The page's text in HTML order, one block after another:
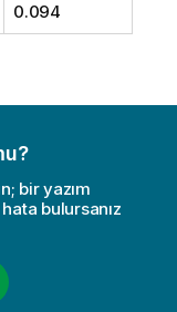
0.094
bir yazım
bulursanız